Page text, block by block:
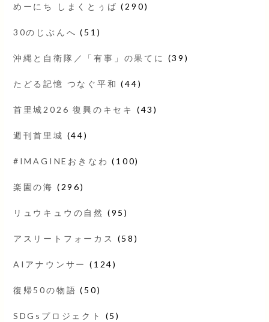
めーにち しまくとぅば (290)
30のじぶんへ (51)
沖縄と自衛隊／「有事」の果てに (39)
たどる記憶 つなぐ平和 (44)
首里城2026 復興のキセキ (43)
週刊首里城 (44)
#IMAGINEおきなわ (100)
楽園の海 (296)
リュウキュウの自然 (95)
アスリートフォーカス (58)
AIアナウンサー (124)
復帰50の物語 (50)
SDGsプロジェクト (5)